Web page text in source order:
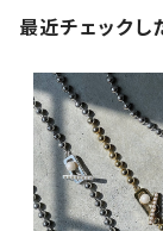
最近チェックし